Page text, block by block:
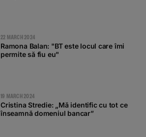
22 MARCH 2024
Ramona Balan: "BT este locul care îmi
permite să fiu eu"
19 MARCH 2024
Cristina Stredie: „Mă identific cu tot ce
înseamnă domeniul bancar”